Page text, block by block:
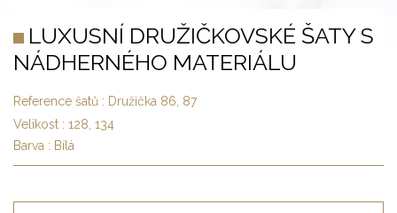
LUXUSNÍ DRUŽIČKOVSKÉ ŠATY S
NÁDHERNÉHO MATERIÁLU
Reference šatů : Družička 86, 87
Velikost : 128, 134
Barva : Bílá